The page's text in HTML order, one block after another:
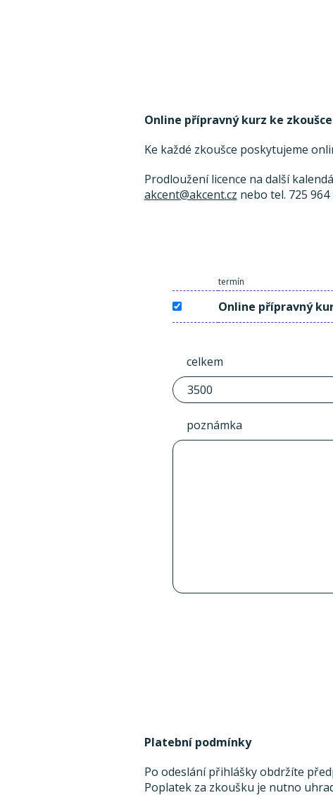
Online přípravný kurz ke
Ke každé zkoušce poskytujeme
Prodloužení licence na další
akcent@akcent.cz nebo tel. 725 964
termín
Online přípravný
celkem
poznámka
Platební podmínky
Po odeslání přihlášky obdržíte
Poplatek za zkoušku je nutno